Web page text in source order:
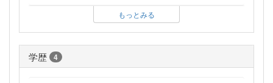
もっとみる
学歴 4